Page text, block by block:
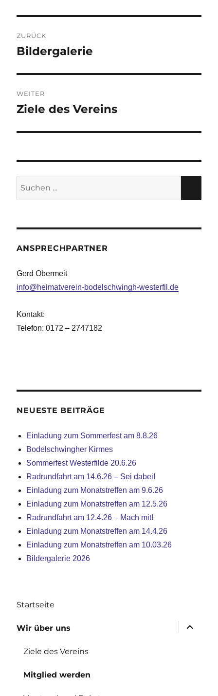
ZURÜCK
Vorheriger
Bildergalerie
WEITER
Nächster
Ziele des Vereins
ANSPRECHPARTNER
Gerd Obermeit
info@heimatverein-bodelschwingh-westerfil.de
Kontakt:
Telefon: 0172 – 2747182
NEUESTE BEITRÄGE
Einladung zum Sommerfest am 8.8.26
Bodelschwingher Kirmes
Sommerfest Westerfilde 20.6.26
Radrundfahrt am 14.6.26 – Sei dabei!
Einladung zum Monatstreffen am 9.6.26
Einladung zum Monatstreffen am 12.5.26
Radrundfahrt am 12.4.26 – Mach mit!
Einladung zum Monatstreffen am 14.4.26
Einladung zum Monatstreffen am 10.03.26
Bildergalerie 2026
Startseite
Wir über uns
Ziele des Vereins
Mitglied werden